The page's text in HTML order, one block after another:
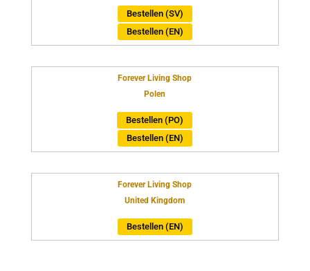
Bestellen (SV)
Bestellen (EN)
Forever Living Shop
Polen
Bestellen (PO)
Bestellen (EN)
Forever Living Shop
United Kingdom
Bestellen (EN)